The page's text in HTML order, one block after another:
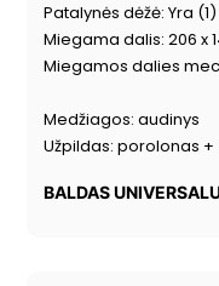
Patalynės dėžė: Yra (1)
Miegama dalis: 206 x
Miegamos dalies
Medžiagos: audinys
Užpildas: porolonas
BALDAS